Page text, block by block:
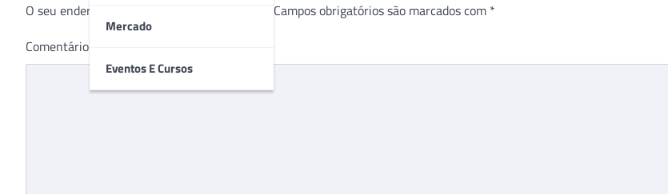
Mercado
Eventos E Cursos
O seu endereço de e-mail não será publicado. Campos obrigatórios são marcados com *
Comentário